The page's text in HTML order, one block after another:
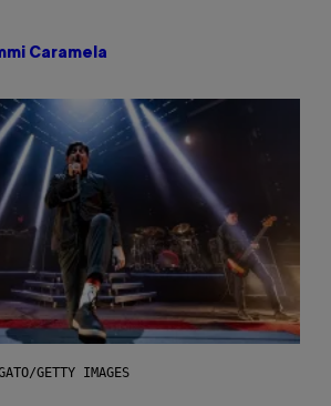
Caramela
GETTY IMAGES